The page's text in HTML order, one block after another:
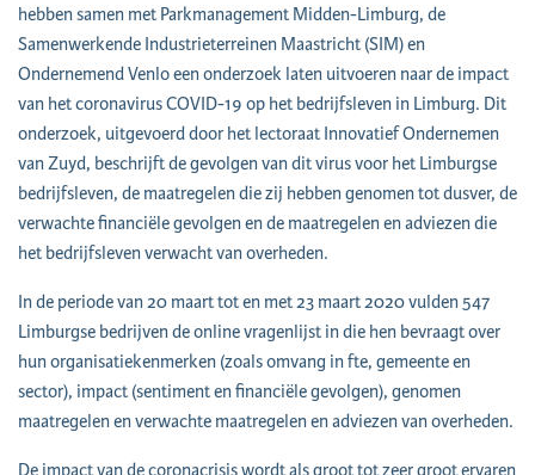
hebben samen met Parkmanagement Midden-Limburg, de
Samenwerkende Industrieterreinen Maastricht (SIM) en
Ondernemend Venlo een onderzoek laten uitvoeren naar de impact
van het coronavirus COVID-19 op het bedrijfsleven in Limburg. Dit
onderzoek, uitgevoerd door het lectoraat Innovatief Ondernemen
van Zuyd, beschrijft de gevolgen van dit virus voor het Limburgse
bedrijfsleven, de maatregelen die zij hebben genomen tot dusver, de
verwachte financiële gevolgen en de maatregelen en adviezen die
het bedrijfsleven verwacht van overheden.
In de periode van 20 maart tot en met 23 maart 2020 vulden 547
Limburgse bedrijven de online vragenlijst in die hen bevraagt over
hun organisatiekenmerken (zoals omvang in fte, gemeente en
sector), impact (sentiment en financiële gevolgen), genomen
maatregelen en verwachte maatregelen en adviezen van overheden.